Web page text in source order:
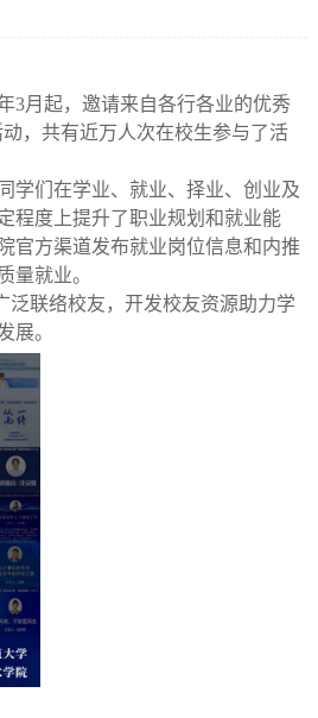
3月起，邀请来自各行各业的优秀
，共有近万人次在校生参与了活
同学们在学业、就业、择业、创业及
程度上提升了职业规划和就业能
官方渠道发布就业岗位信息和内推
量就业。
泛联络校友，开发校友资源助力学
展。